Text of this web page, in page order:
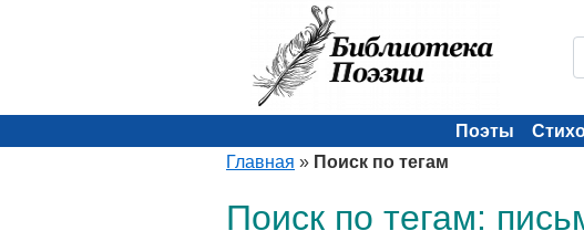
Поэты
Главная » Поиск по тегам
Поиск по тегам: